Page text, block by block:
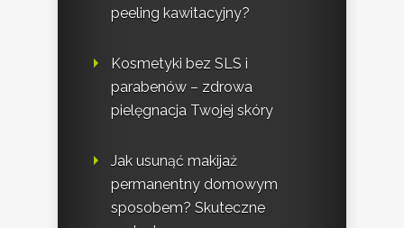
peeling kawitacyjny?
Kosmetyki bez SLS i
parabenów – zdrowa
pielęgnacja Twojej skóry
Jak usunąć makijaż
permanentny domowym
sposobem? Skuteczne